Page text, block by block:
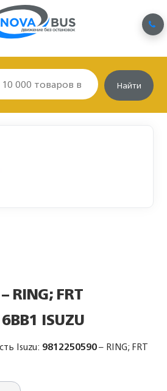
Найти
RING; FRT
ISUZU
Isuzu: 9812250590– RING; FRT